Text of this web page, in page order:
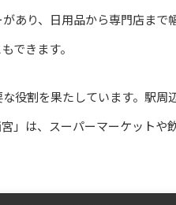
あり、日用品から専門店ま
できます。
役割を果たしています。駅
」は、スーパーマーケットや